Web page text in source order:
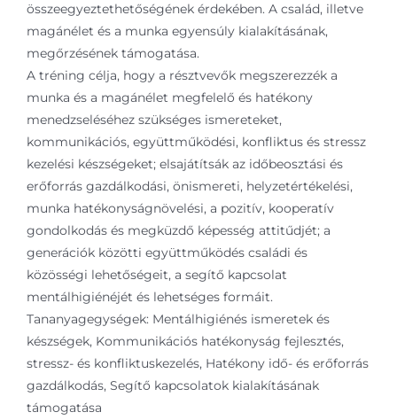
összeegyeztethetőségének érdekében. A család, illetve
magánélet és a munka egyensúly kialakításának,
megőrzésének támogatása.
A tréning célja, hogy a résztvevők megszerezzék a
munka és a magánélet megfelelő és hatékony
menedzseléséhez szükséges ismereteket,
kommunikációs, együttműködési, konfliktus és stressz
kezelési készségeket; elsajátítsák az időbeosztási és
erőforrás gazdálkodási, önismereti, helyzetértékelési,
munka hatékonyságnövelési, a pozitív, kooperatív
gondolkodás és megküzdő képesség attitűdjét; a
generációk közötti együttműködés családi és
közösségi lehetőségeit, a segítő kapcsolat
mentálhigiénéjét és lehetséges formáit.
Tananyagegységek: Mentálhigiénés ismeretek és
készségek, Kommunikációs hatékonyság fejlesztés,
stressz- és konfliktuskezelés, Hatékony idő- és erőforrás
gazdálkodás, Segítő kapcsolatok kialakításának
támogatása